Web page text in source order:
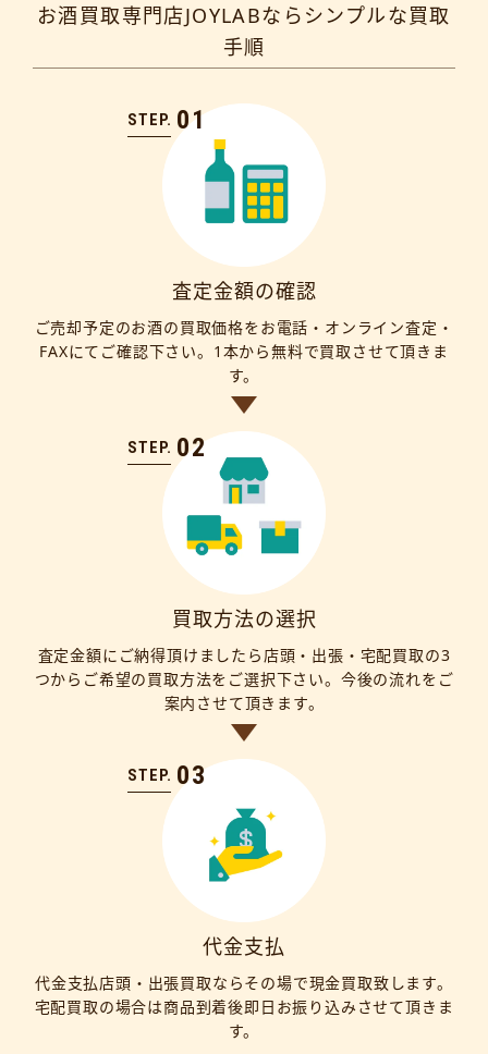
お酒買取専門店JOYLABならシンプルな買取
手順
STEP. 01
査定金額の確認
ご売却予定のお酒の買取価格をお電話・オンライン査定・
FAXにてご確認下さい。1本から無料で買取させて頂きま
す。
STEP. 02
買取方法の選択
査定金額にご納得頂けましたら店頭・出張・宅配買取の3
つからご希望の買取方法をご選択下さい。今後の流れをご
案内させて頂きます。
STEP. 03
代金支払
代金支払店頭・出張買取ならその場で現金買取致します。
宅配買取の場合は商品到着後即日お振り込みさせて頂きま
す。